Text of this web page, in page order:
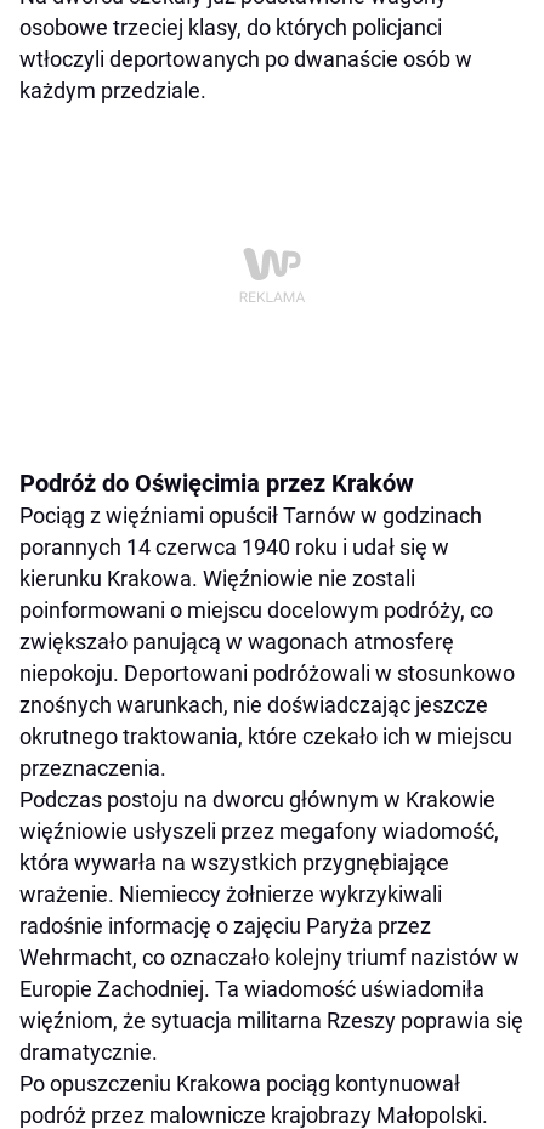
osobowe trzeciej klasy, do których policjanci
wtłoczyli deportowanych po dwanaście osób w
każdym przedziale.
Podróż do Oświęcimia przez Kraków
Pociąg z więźniami opuścił Tarnów w godzinach
porannych 14 czerwca 1940 roku i udał się w
kierunku Krakowa. Więźniowie nie zostali
poinformowani o miejscu docelowym podróży, co
zwiększało panującą w wagonach atmosferę
niepokoju. Deportowani podróżowali w stosunkowo
znośnych warunkach, nie doświadczając jeszcze
okrutnego traktowania, które czekało ich w miejscu
przeznaczenia.
Podczas postoju na dworcu głównym w Krakowie
więźniowie usłyszeli przez megafony wiadomość,
która wywarła na wszystkich przygnębiające
wrażenie. Niemieccy żołnierze wykrzykiwali
radośnie informację o zajęciu Paryża przez
Wehrmacht, co oznaczało kolejny triumf nazistów w
Europie Zachodniej. Ta wiadomość uświadomiła
więźniom, że sytuacja militarna Rzeszy poprawia się
dramatycznie.
Po opuszczeniu Krakowa pociąg kontynuował
podróż przez malownicze krajobrazy Małopolski.